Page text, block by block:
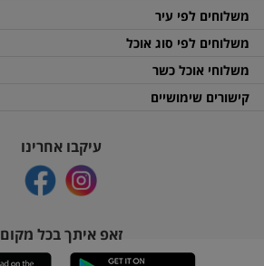
משלוחים לפי עיר
משלוחים לפי סוג אוכל
משלוחי אוכל כשר
קישורים שימושיים
עיקבו אחרינו
זאפ איתך בכל מקום